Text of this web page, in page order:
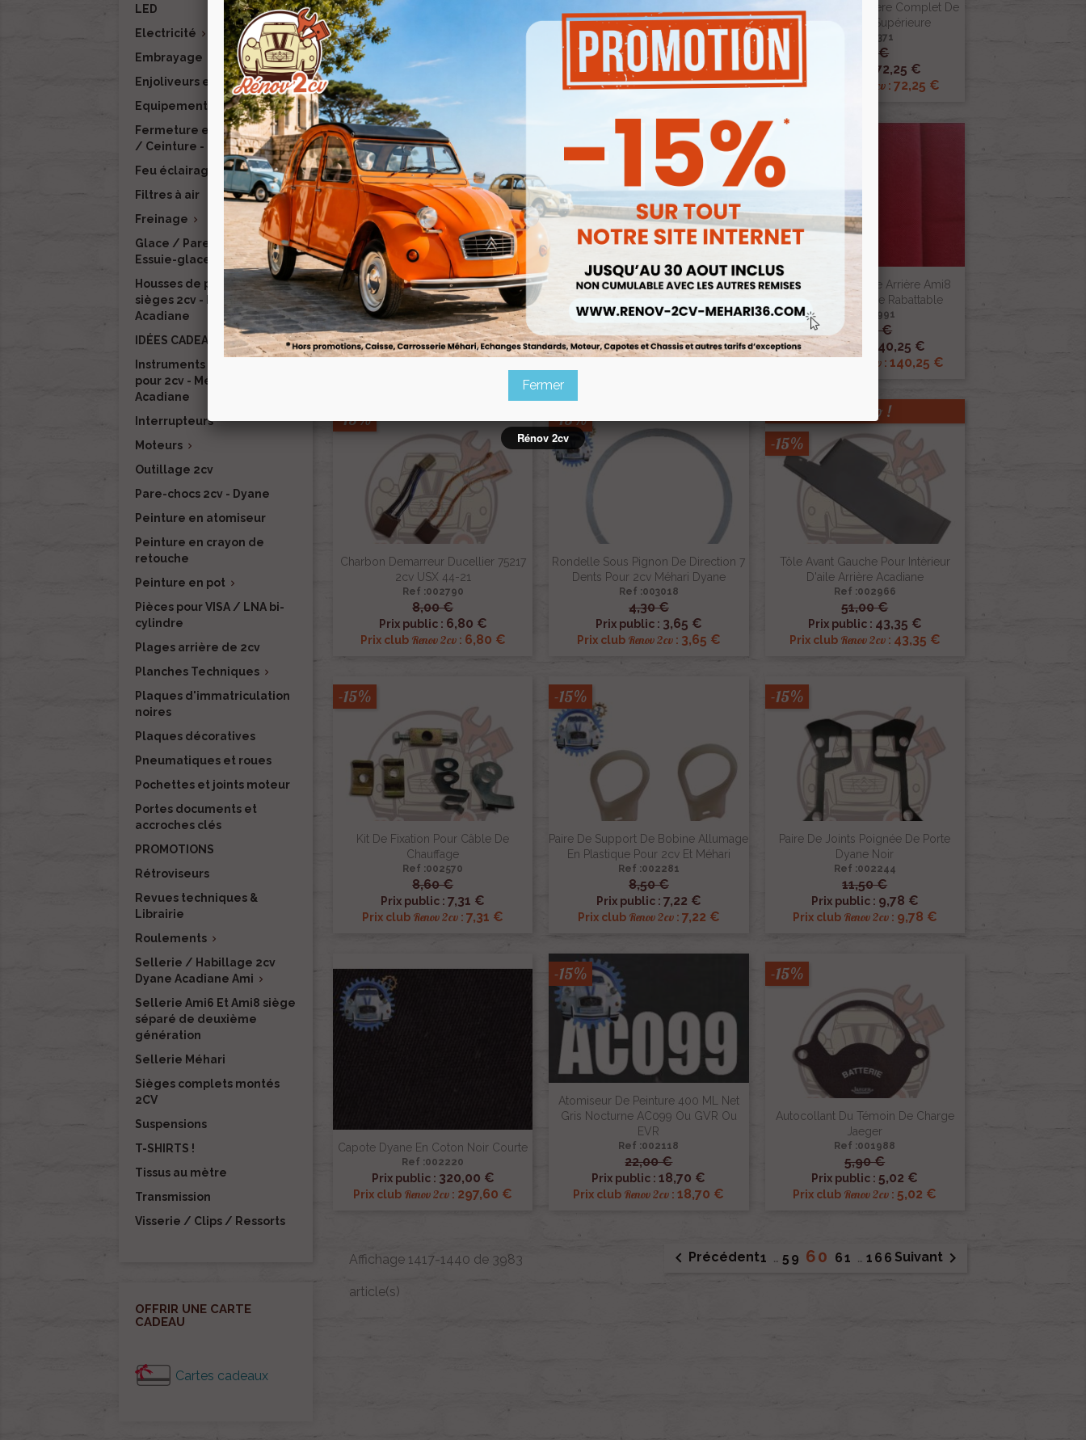
LED
Electricité 
Embrayage
Enjoliveurs et finitions
Equipement intérieur
Fermeture et verrouillage
/ Ceinture - RENOV 2CV
Feu éclairage LED
Filtres à air
Freinage 
Glace / Pare-brise /
Essuie-glace / Lave-glace
Housses de protection de
sièges 2cv - Dyane -
Acadiane
IDÉES CADEAUX
Instruments de mesure
pour 2cv - Méhari - Dyane -
Acadiane
Interrupteurs
Moteurs 
Outillage 2cv
Pare-chocs 2cv - Dyane
Peinture en atomiseur
Peinture en crayon de
retouche
Peinture en pot 
Pièces pour VISA / LNA bi-
cylindre
Plages arrière de 2cv
Planches Techniques 
Plaques d'immatriculation
noires
Plaques décoratives
Pneumatiques et roues
Pochettes et joints moteur
Portes documents et
accroches clés
PROMOTIONS
Rétroviseurs
Revues techniques &
Librairie
Roulements 
Sellerie / Habillage 2cv
Dyane Acadiane Ami 
Sellerie Ami6 Et Ami8 siège
séparé de deuxième
génération
Sellerie Méhari
Sièges complets montés
2CV
Suspensions
T-SHIRTS !
Tissus au mètre
Transmission
Visserie / Clips / Ressorts
OFFRIR UNE CARTE
CADEAU
Cartes cadeaux
Montant Droit Méhari JAUNE
Prix public :
Prix club
Aperçu rapide
BEIGE ANTILLAIS 9ml
Ref :002728AC309
13,50 €
Prix public :11,48 €
Prix clubRenov 2cv:11,48 €
Aperçu rapide
Panneau De Feu Arriere Complet De
Dyane Qualité Supérieure
Ref :003371
85,00 €
72,25 €
Prix club Renov 2cv :72,25 €
Aperçu rapide
Embout Pot De Suspension INOX
110mm À Souder Pour 2cv Méhari
Dyane
Ref :002789
32,00 €
Prix public :27,20 €
27,20 €
-15%
Aperçu rapide
Kit Peinture Ac 649 Bleu Marine 1.3
Kilos Dyane Caban
Ref :003145
Prix public :53,98 €
53,98 €
-15%
Aperçu rapide
Garniture Banquette Arrière Ami8
Velours Uni Rouge Rabattable
Ref :002991
165,00 €
Prix public : 140,25 €
Renov 2cv :140,25 €
Aperçu rapide
Charbon Demarreur Ducellier 75217
2cv USX 44-21
Ref :002790
8,00 €
Prix public : 6,80 €
Prix club Renov 2cv: 6,80 €
-15%
 Aperçu rapide
Rondelle Sous Pignon De Direction 7
Dents Pour 2cv Méhari Dyane
Ref :003018
4,30 €
Prix public : 3,65 €
Prix club Renov 2cv: 3,65 €
-15%
 Aperçu rapide
Tôle Avant Gauche Pour Intèrieur
D'aile Arrière Acadiane
Ref :002966
51,00 €
Prix public : 43,35 €
Prix club Renov 2cv: 43,35 €
Promo !
-15%
 Aperçu rapide
Kit De Fixation Pour Câble De
Chauffage
Ref :002570
8,60 €
Prix public :7,31 €
Prix club Renov 2cv :7,31 €
-15%
 Aperçu rapide
Paire De Support De Bobine Allumage
En Plastique Pour 2cv Et Méhari
Ref :002281
8,50 €
Prix public : 7,22 €
Prix club Renov 2cv: 7,22 €
-15%
 Aperçu rapide
Paire De Joints Poignée De Porte
Dyane Noir
Ref :002244
11,50 €
Prix public : 9,78 €
Prix club Renov 2cv: 9,78 €
-15%
 Aperçu rapide
Capote Dyane En Coton Noir Courte
Ref :002220
Prix public : 320,00 €
Prix club Renov 2cv : 297,60 €
 Aperçu rapide
Atomiseur De Peinture 400 ML Net
Gris Nocturne AC099 Ou GVR Ou
EVR
Ref :002118
22,00 €
Prix public :18,70 €
Prix club Renov 2cv :18,70 €
-15%
 Aperçu rapide
Autocollant Du Témoin De Charge
Jaeger
Ref :001988
5,90 €
Prix public : 5,02 €
Prix club Renov 2cv : 5,02 €
-15%
 Aperçu rapide
Affichage 1417-1440 de 3983
article(s)
 Précédent1 … 59 60 61 … 166 Suivant
Fermer
Rénov 2cv